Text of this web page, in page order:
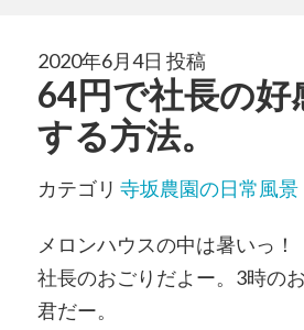
2020年6月4日 投稿
64円で社長の好
する方法。
カテゴリ 寺坂農園の日常風景
メロンハウスの中は暑いっ！
社長のおごりだよー。3時の
君だー。